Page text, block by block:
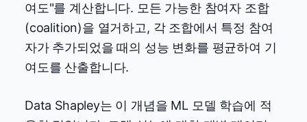
여도"를 계산합니다. 모든 가능한 참여자 조합
(coalition)을 열거하고, 각 조합에서 특정 참여
자가 추가되었을 때의 성능 변화를 평균하여 기
여도를 산출합니다.
Data Shapley는 이 개념을 ML 모델 학습에 적